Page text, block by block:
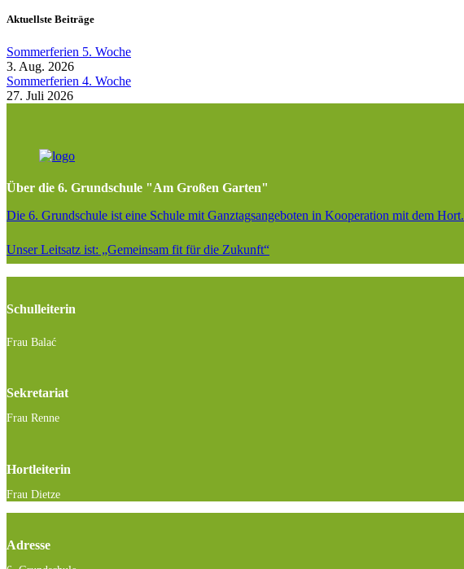
Aktuellste Beiträge
Sommerferien 5. Woche
3. Aug. 2026
Sommerferien 4. Woche
27. Juli 2026
Über die 6. Grundschule "Am Großen Garten"
Die 6. Grundschule ist eine Schule mit Ganztagsangeboten in Kooperation mit dem Hort.
Unser Leitsatz ist: „Gemeinsam fit für die Zukunft“
Schulleiterin
Frau Balać
Sekretariat
Frau Renne
Hortleiterin
Frau Dietze
Adresse